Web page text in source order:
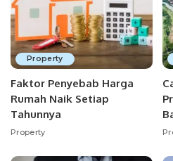
Property
Faktor Penyebab Harga
Rumah Naik Setiap
Tahunnya
Property